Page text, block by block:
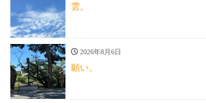
雲。
2026年8月6日
願い。